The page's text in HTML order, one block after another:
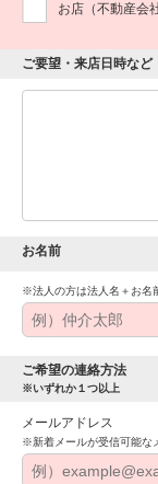
お店（不動産会
ご要望・来店日時など
お名前
※法人の方は法人名＋お名
ご希望の連絡方法
※いずれか１つ以上
メールアドレス
※新着メールが受信可能な